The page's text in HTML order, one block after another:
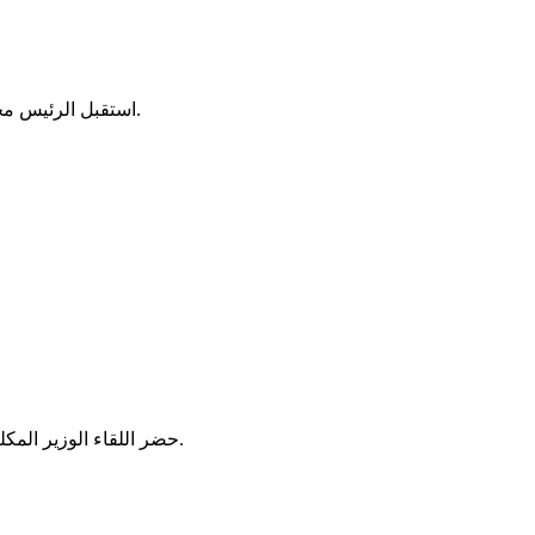
استقبل الرئيس محمد ولد الشيخ الغزواني، اليوم الإثنين بالقصر الرئاسي في نواكشوط، أعضاء اللجنة الوطنية المستقلة للانتخابات، برئاسة الداه ولد عبد الجليل.
حضر اللقاء الوزير المكلف بديوان رئيس الجمهورية الناني ولد اشروقه، ووزير الداخلية محمد أحمد ولد محمد الأمين، مكلفين بمهام ومستشارين في رئاسة الجمهورية.